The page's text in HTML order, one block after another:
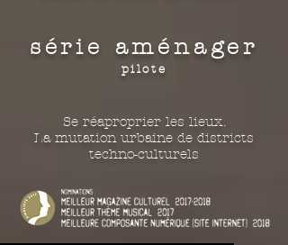
série aménager
pilote
Se réaproprier les lieux.
La mutation urbaine de districts
techno-culturels